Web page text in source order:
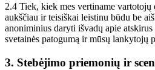
2.4 Tiek, kiek mes vertiname vartotojų
aukščiau ir teisiškai leistinu būdu be
anoniminius daryti išvadų apie
svetainės patogumą ir mūsų lankytojų
3. Stebėjimo priemonių ir